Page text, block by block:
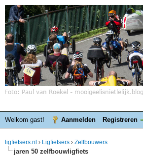
Welkom gast! Aanmelden Registreren
ligfietsers.nl › Ligfietsers › Zelfbouwers
jaren 50 zelfbouwligfiets